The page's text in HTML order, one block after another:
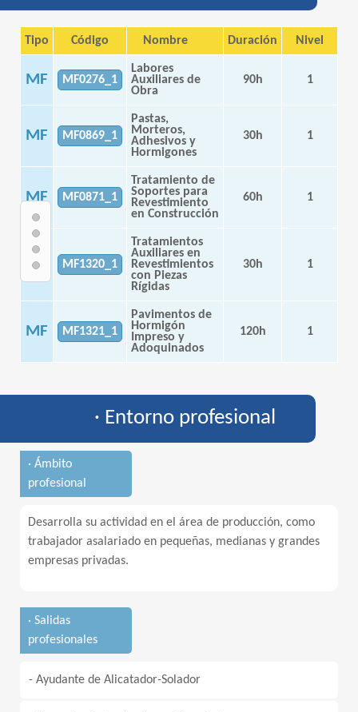
Tipo Código Nombre Duración Nivel
MF MF0276_1
Labores
Auxiliares de
Obra
90h 1
MF MF0869_1
Pastas,
Morteros,
Adhesivos y
Hormigones
30h 1
MF MF0871_1
Tratamiento de
Soportes para
Revestimiento
en Construcción
60h 1
MF MF1320_1
Tratamientos
Auxiliares en
Revestimientos
con Piezas
Rígidas
30h 1
MF MF1321_1
Pavimentos de
Hormigón
Impreso y
Adoquinados
120h 1
· Entorno profesional
· Ámbito
profesional
Desarrolla su actividad en el área de producción, como
trabajador asalariado en pequeñas, medianas y grandes
empresas privadas.
· Salidas
profesionales
- Ayudante de Alicatador-Solador